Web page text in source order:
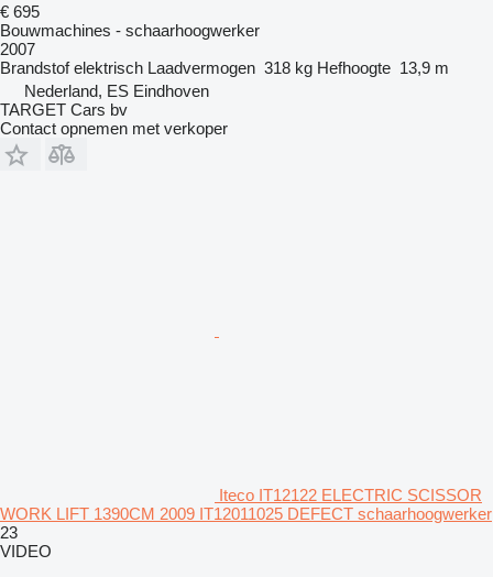
€ 695
Bouwmachines - schaarhoogwerker
2007
Brandstof elektrisch Laadvermogen 318 kg Hefhoogte 13,9 m
Nederland, ES Eindhoven
TARGET Cars bv
Contact opnemen met verkoper
Iteco IT12122 ELECTRIC SCISSOR
WORK LIFT 1390CM 2009 IT12011025 DEFECT schaarhoogwerker
23
VIDEO